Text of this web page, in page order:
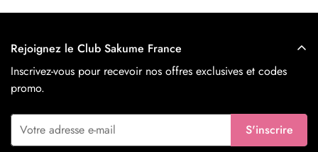
Rejoignez le Club Sakume France
Inscrivez-vous pour recevoir nos offres exclusives et codes
promo.
S'inscrire